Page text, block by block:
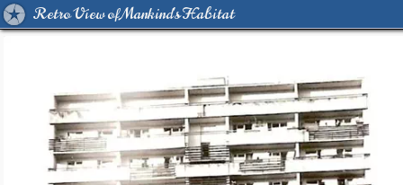
Retro View of Mankind's Habitat